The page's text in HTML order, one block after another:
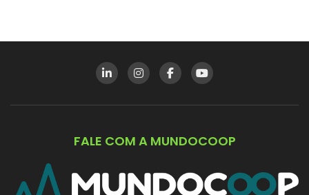
FALE COM A MUNDOCOOP